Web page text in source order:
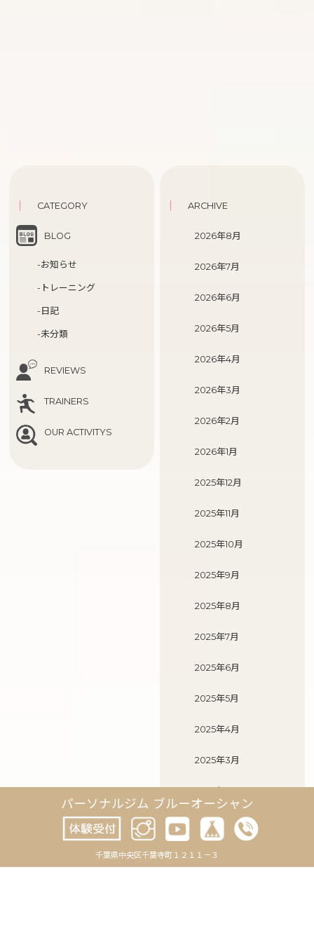
CATEGORY
BLOG
-お知らせ
-トレーニング
-日記
-未分類
REVIEWS
TRAINERS
OUR ACTIVITYS
ARCHIVE
2026年8月
2026年7月
2026年6月
2026年5月
2026年4月
2026年3月
2026年2月
2026年1月
2025年12月
2025年11月
2025年10月
2025年9月
2025年8月
2025年7月
2025年6月
2025年5月
2025年4月
2025年3月
2025年2月
2025年1月
2024年12月
パーソナルジム ブルーオーシャン
千葉県中央区千葉寺町１２１１－３